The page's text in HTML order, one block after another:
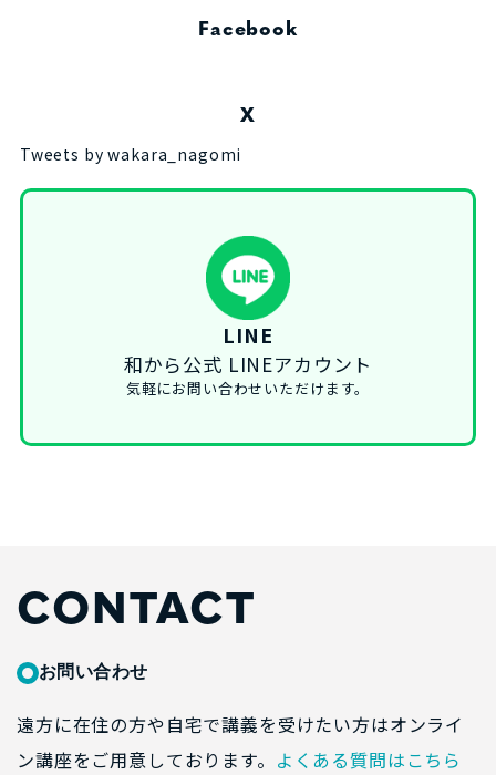
Facebook
X
Tweets by wakara_nagomi
LINE
和から公式 LINEアカウント
気軽にお問い合わせいただけます。
CONTACT
お問い合わせ
遠方に在住の方や自宅で講義を受けたい方はオンライ
ン講座をご用意しております。 よくある質問はこちら